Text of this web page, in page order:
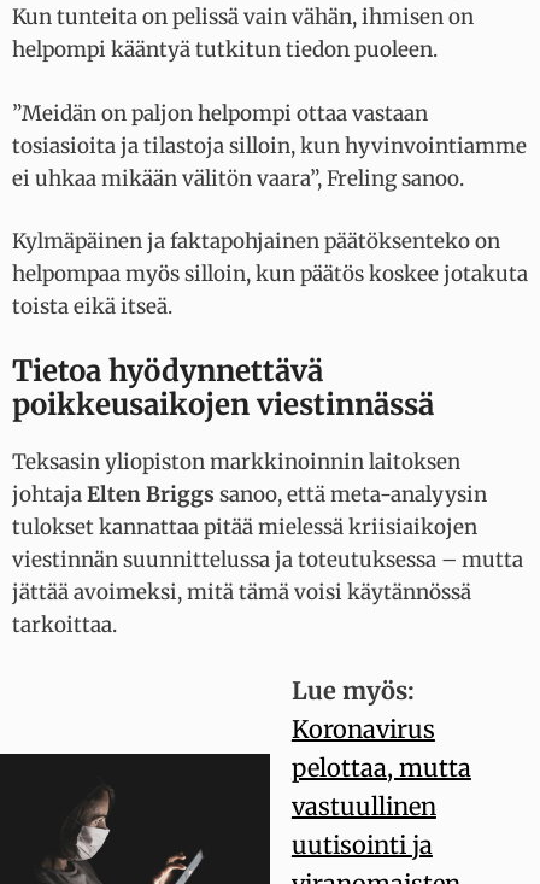
Kun tunteita on pelissä vain vähän, ihmisen on
helpompi kääntyä tutkitun tiedon puoleen.
”Meidän on paljon helpompi ottaa vastaan
tosiasioita ja tilastoja silloin, kun hyvinvointiamme
ei uhkaa mikään välitön vaara”, Freling sanoo.
Kylmäpäinen ja faktapohjainen päätöksenteko on
helpompaa myös silloin, kun päätös koskee jotakuta
toista eikä itseä.
Tietoa hyödynnettävä
poikkeusaikojen viestinnässä
Teksasin yliopiston markkinoinnin laitoksen
johtajaElten Briggs sanoo, että meta-analyysin
tulokset kannattaa pitää mielessä kriisiaikojen
viestinnän suunnittelussa ja toteutuksessa – mutta
jättää avoimeksi, mitä tämä voisi käytännössä
tarkoittaa.
Lue myös:
Koronavirus
pelottaa, mutta
vastuullinen
uutisointi ja